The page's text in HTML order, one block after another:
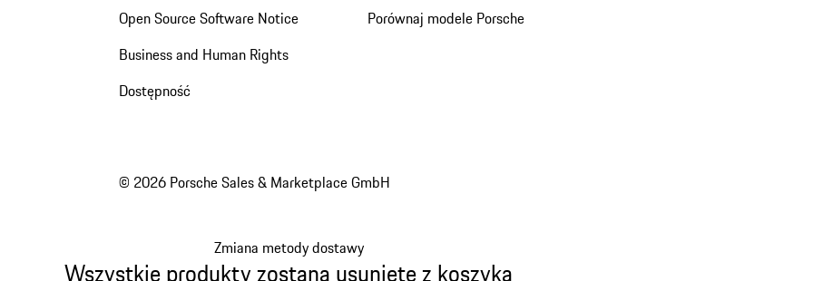
Open Source Software Notice
Business and Human Rights
Dostępność
Porównaj modele Porsche
© 2026 Porsche Sales & Marketplace GmbH
Zmiana metody dostawy
Wszystkie produkty zostaną usunięte z koszyka